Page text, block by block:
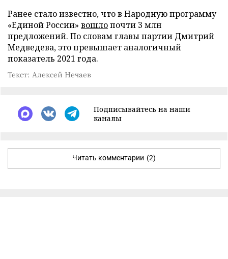
Ранее стало известно, что в Народную программу
«Единой России» вошлопочти 3 млн
предложений. По словам главы партии Дмитрий
Медведева, это превышает аналогичный
показатель 2021 года.
Текст: Алексей Нечаев
Подписывайтесь на наши
каналы
Читать комментарии (2)